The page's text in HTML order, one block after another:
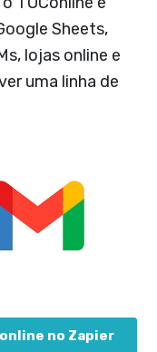
Sheets,
lojas online e
uma linha de
no Zapier